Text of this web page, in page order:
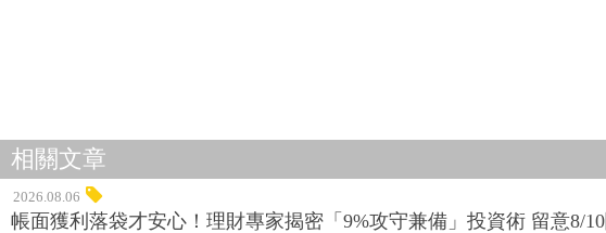
相關文章
2026.08.06
帳面獲利落袋才安心！理財專家揭密「9%攻守兼備」投資術 留意8/